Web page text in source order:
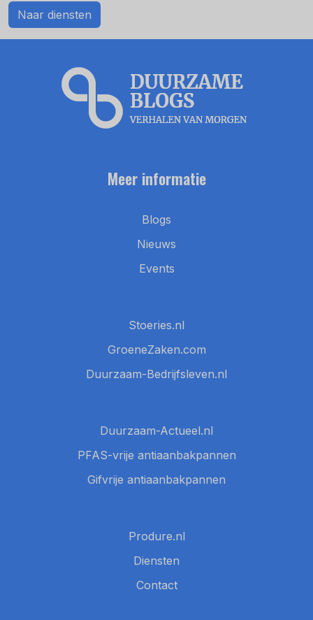
Naar diensten
Meer informatie
Blogs
Nieuws
Events
Stoeries.nl
GroeneZaken.com
Duurzaam-Bedrijfsleven.nl
Duurzaam-Actueel.nl
PFAS-vrije antiaanbakpannen
Gifvrije antiaanbakpannen
Produre.nl
Diensten
Contact